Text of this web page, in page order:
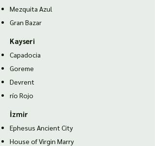
Mezquita Azul
Gran Bazar
Kayseri
Capadocia
Goreme
Devrent
río Rojo
İzmir
Ephesus Ancient City
House of Virgin Marry